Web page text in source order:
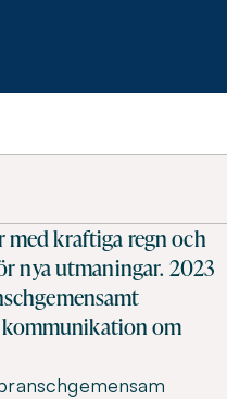
kraftiga regn och
nya utmaningar. 2023
om